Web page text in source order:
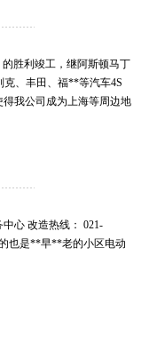
的胜利竣工，继阿斯顿马丁
克、丰田、福**等汽车4S
我公司成为上海等周边地
心 改造热线： 021-
也是**早**老的小区电动